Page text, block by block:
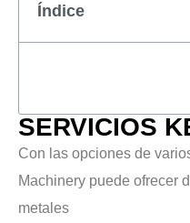
Índice
SERVICIOS
Con las opciones de
Machinery puede ofrecer
metales